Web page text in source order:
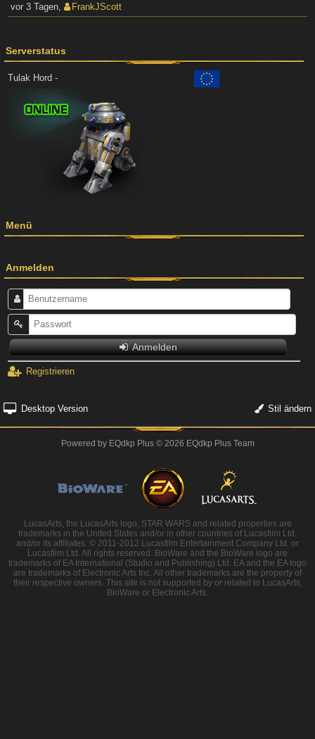
vor 3 Tagen, FrankJScott
Serverstatus
Tulak Hord -
Menü
Anmelden
Anmelden
Registrieren
Desktop Version Stil ändern
Powered by EQdkp Plus© 2026 EQdkp Plus Team
LucasArts, the LucasArts logo, STAR WARS and related properties are
trademarks in the United States and/or in other countries of Lucasfilm Ltd.
and/or its affiliates. © 2011-2012 Lucasfilm Entertainment Company Ltd. or
Lucasfilm Ltd. All rights reserved. BioWare and the BioWare logo are
trademarks of EA International (Studio and Publishing) Ltd. EA and the EA logo
are trademarks of Electronic Arts Inc. All other trademarks are the property of
their respective owners. This site is not supported by or related to LucasArts,
BioWare or Electronic Arts.